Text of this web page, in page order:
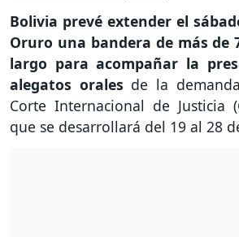
Bolivia prevé extender el
Oruro una bandera de más de
largo para acompañar la
alegatos orales de la
Corte Internacional de Justicia
que se desarrollará del 19 al 28